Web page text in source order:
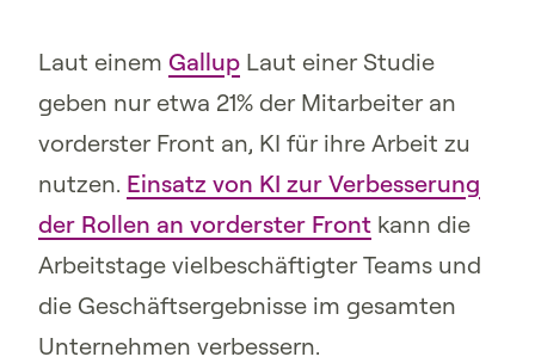
Laut einem Gallup Laut einer Studie
geben nur etwa 21% der Mitarbeiter an
vorderster Front an, KI für ihre Arbeit zu
nutzen. Einsatz von KI zur Verbesserung
der Rollen an vorderster Front kann die
Arbeitstage vielbeschäftigter Teams und
die Geschäftsergebnisse im gesamten
Unternehmen verbessern.